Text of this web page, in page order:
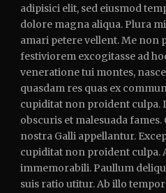
adipisici elit, sed eiusmod
dolore magna aliqua. Plura
amari petere vellent. Me non
festiviorem excogitasse ad
veneratione tui montes,
quasdam res quas ex
cupiditat non proident culpa.
obscuris et malesuada
nostra Galli appellantur.
cupiditat non proident culpa.
immemorabili. Paullum
suis ratio utitur. Ab illo